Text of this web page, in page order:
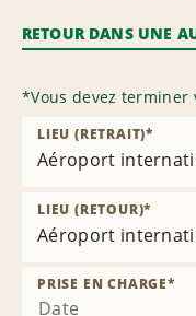
RETOUR DANS UNE
*Vous devez terminer
Aéroport
LIEU (RETRAIT)*
Aéroport
LIEU (RETOUR)*
Date
PRISE EN CHARGE*